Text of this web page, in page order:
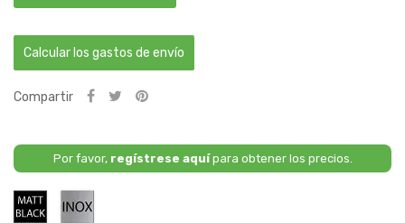
Calcular los gastos de envío
Compartir
Por favor, regístrese aquípara obtener los precios.
Negro
Mate